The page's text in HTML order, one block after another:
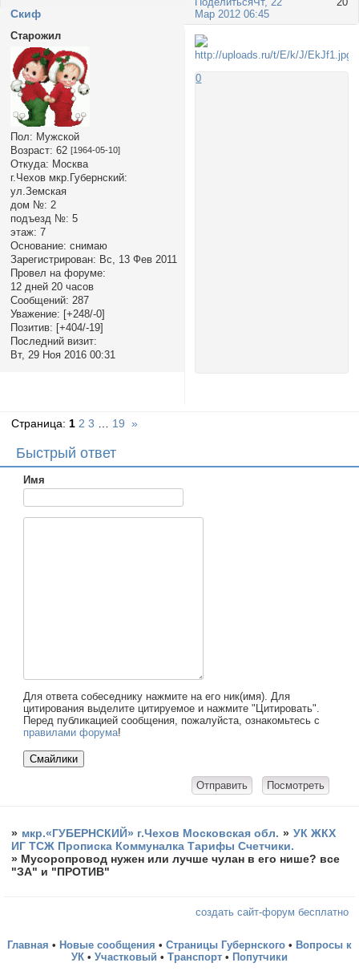
Мар 2012 06:45
Cкиф
Старожил
Пол: Мужской
Возраст: 62 [1964-05-10]
Откуда: Москва
г.Чехов мкр.Губернский:
ул.Земская
дом №: 2
подъезд №: 5
этаж: 7
Основание: снимаю
Зарегистрирован: Вс, 13 Фев 2011
Провел на форуме:
12 дней 20 часов
Сообщений: 287
Уважение: [+248/-0]
Позитив: [+404/-19]
Последний визит:
Вт, 29 Ноя 2016 00:31
0
Страница: 1 2 3 19 »
Быстрый ответ
Имя
Для ответа собеседнику нажмите на его ник(имя). Для
цитирования выделите цитируемое и нажмите "Цитировать".
Перед публикацией сообщения, пожалуйста, ознакомьтесь с
правилами форума!
» мкр.«ГУБЕРНСКИЙ» г.Чехов Московская обл. » УК ЖКХ
ИГ ТСЖ Прописка Коммуналка Тарифы Счетчики.
» Мусоропровод нужен или лучше чулан в его нише? все
"ЗА" и "ПРОТИВ"
создать сайт-форум бесплатно
Главная • Новые сообщения • Страницы Губернского • Вопросы к
УК • Участковый • Транспорт • Попутчики